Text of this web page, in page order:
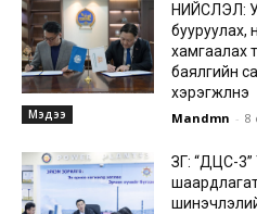
Мэдээ
НИЙСЛЭЛ:
бууруулах,
хамгаалах
баялгийн
хэрэгжүүлнэ
Mandmn - 8
ЗГ: “ДЦС-